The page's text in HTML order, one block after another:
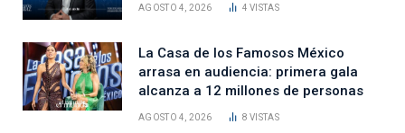
AGOSTO 4, 2026 4VISTAS
La Casa de los Famosos México
arrasa en audiencia: primera gala
alcanza a 12 millones de personas
AGOSTO 4, 2026 8VISTAS